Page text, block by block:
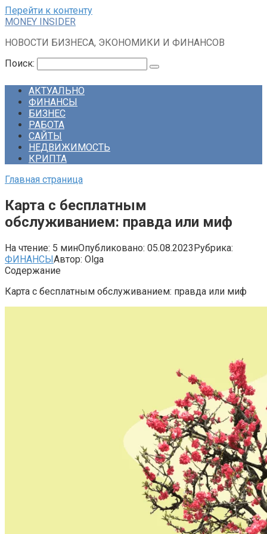
Перейти к контенту
MONEY INSIDER
НОВОСТИ БИЗНЕСА, ЭКОНОМИКИ И ФИНАНСОВ
Поиск:
АКТУАЛЬНО
ФИНАНСЫ
БИЗНЕС
РАБОТА
САЙТЫ
НЕДВИЖИМОСТЬ
КРИПТА
Главная страница
Карта с бесплатным
обслуживанием: правда или миф
На чтение: 5 минОпубликовано: 05.08.2023Рубрика:
ФИНАНСЫАвтор: Olga
Содержание
Карта с бесплатным обслуживанием: правда или миф